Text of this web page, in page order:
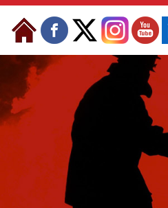
Μετάβαση στο περιεχόμενο